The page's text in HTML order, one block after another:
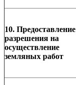
10. Предоставление
разрешения на
осуществление
земляных работ